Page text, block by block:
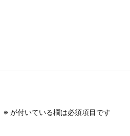
※ が付いている欄は必須項目です